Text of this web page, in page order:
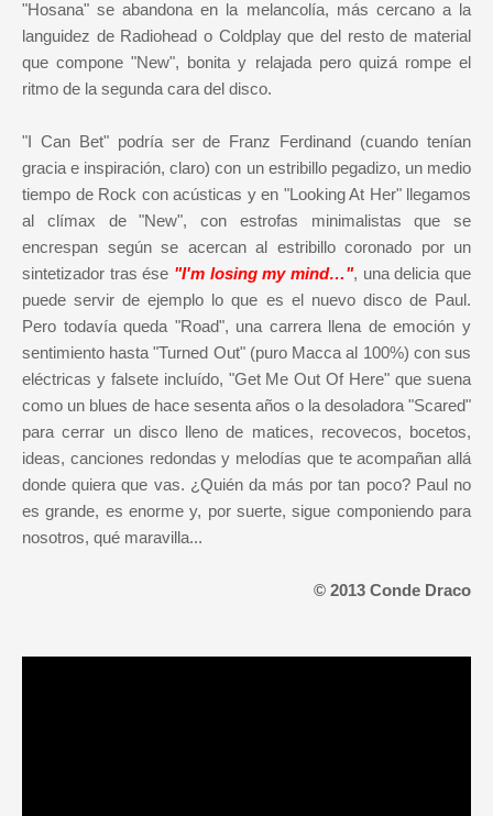
"Hosana" se abandona en la melancolía, más cercano a la
languidez de Radiohead o Coldplay que del resto de material
que compone "New", bonita y relajada pero quizá rompe el
ritmo de la segunda cara del disco.
"I Can Bet" podría ser de Franz Ferdinand (cuando tenían
gracia e inspiración, claro) con un estribillo pegadizo, un medio
tiempo de Rock con acústicas y en "Looking At Her" llegamos
al clímax de "New", con estrofas minimalistas que se
encrespan según se acercan al estribillo coronado por un
sintetizador tras ése "I'm losing my mind…", una delicia que
puede servir de ejemplo lo que es el nuevo disco de Paul.
Pero todavía queda "Road", una carrera llena de emoción y
sentimiento hasta "Turned Out" (puro Macca al 100%) con sus
eléctricas y falsete incluído, "Get Me Out Of Here" que suena
como un blues de hace sesenta años o la desoladora "Scared"
para cerrar un disco lleno de matices, recovecos, bocetos,
ideas, canciones redondas y melodías que te acompañan allá
donde quiera que vas. ¿Quién da más por tan poco? Paul no
es grande, es enorme y, por suerte, sigue componiendo para
nosotros, qué maravilla...
© 2013 Conde Draco